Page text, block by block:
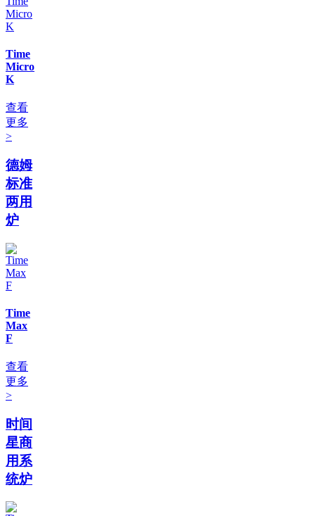
Time
Micro
K
查看
更多
>
德姆
标准
两用
炉
Time
Max
F
查看
更多
>
时间
星商
用系
统炉